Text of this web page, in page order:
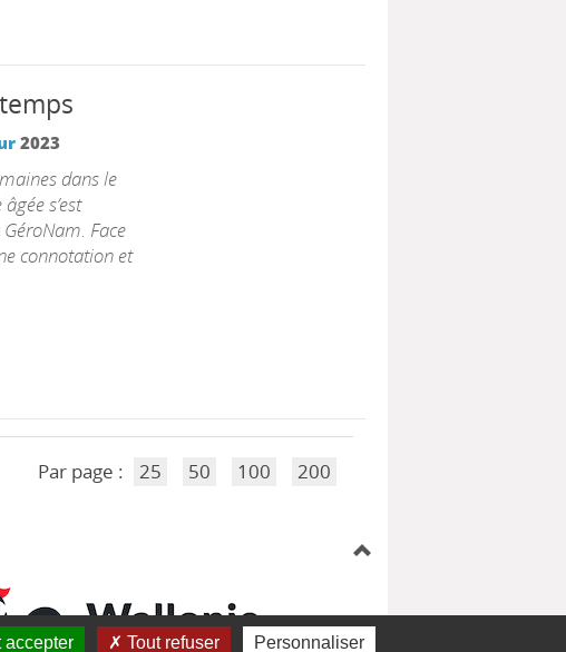
2023
dans le
s’est
Face
connotation et
Par page : 25 50 100 200
accepter Tout refuser Personnaliser